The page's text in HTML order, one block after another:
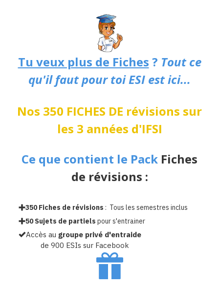
Tu veux plus de Fiches ? Tout ce
qu'il faut pour toi ESI est ici...
Nos 350 FICHES DE révisions sur
les 3 années d'IFSI
Ce que contient le Pack Fiches
de révisions :
350 Fiches de révisions : Tous les semestres inclus
50 Sujets de partiels pour s'entrainer
Accès au groupe privé d'entraide
de 900 ESIs sur Facebook